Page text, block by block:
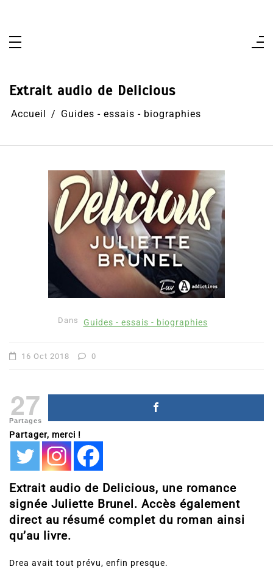
Extrait audio de Delicious
Accueil Guides - essais - biographies
Dans Guides - essais - biographies
16 Oct 2018 0
27
Partages
Partager, merci !
Extrait audio de Delicious, une romance
signée Juliette Brunel. Accès également
direct au résumé complet du roman ainsi
qu’au livre.
Drea avait tout prévu, enfin presque.